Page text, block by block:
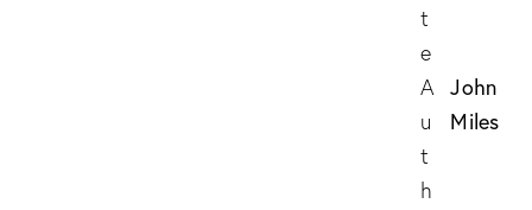
t
e
A
u
t
h
John
Miles